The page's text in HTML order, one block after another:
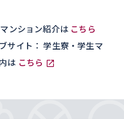
ンション紹介は こちら
サイト： 学生寮・学生マ
は こちら